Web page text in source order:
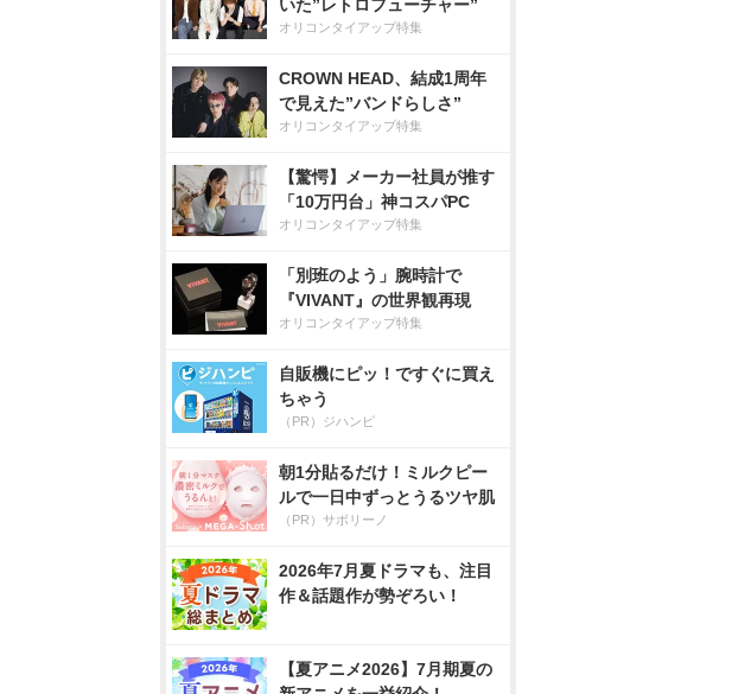
いた”レトロフューチャー”
オリコンタイアップ特集
CROWN HEAD、結成1周年
で見えた”バンドらしさ”
オリコンタイアップ特集
【驚愕】メーカー社員が推す
「10万円台」神コスパPC
オリコンタイアップ特集
「別班のよう」腕時計で
『VIVANT』の世界観再現
オリコンタイアップ特集
自販機にピッ！ですぐに買え
ちゃう
（PR）ジハンピ
朝1分貼るだけ！ミルクピー
ルで一日中ずっとうるツヤ肌
（PR）サボリーノ
2026年7月夏ドラマも、注目
作＆話題作が勢ぞろい！
【夏アニメ2026】7月期夏の